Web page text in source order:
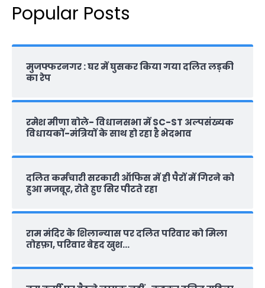
Popular Posts
मुजफ्फरनगर : घर में घुसकर किया गया दलित लड़की
का रेप
रमेश मीणा बोले- विधानसभा में SC-ST अल्पसंख्यक
विधायकों-मंत्रियों के साथ हो रहा है भेदभाव
दलित कर्मचारी सरकारी ऑफ‍िस में ही पैरों में गिरने को
हुआ मजबूर, रोते हुए सिर पीटते रहा
राम मंदिर के शिलान्‍यास पर दलित परिवार को मिला
तोहफ़ा, परिवार बेहद खुश…